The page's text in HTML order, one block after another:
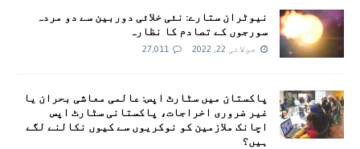
نیوٹران ستارے: نئی خلائی دوربین سے دو مردہ
سورجوں کے تصادم کا نظارہ
جولائی 22, 2022 27,011
پاکستان میں سٹارٹ اپس: عالمی معاشی بحران یا
غیر ضروری اخراجات، پاکستانی سٹارٹ اپس
اچانک ملازمین کو نوکریوں سے کیوں نکالنے لگے
ہیں؟